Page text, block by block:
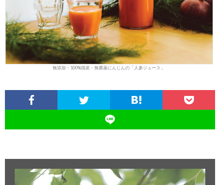
無添加・100%国産・無農薬にんじんの「人参ジュース」